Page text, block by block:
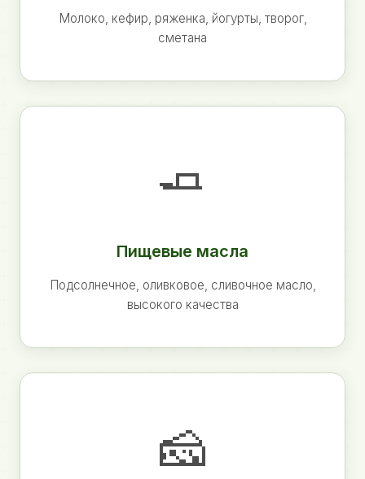
Молоко, кефир, ряженка, йогурты, творог,
сметана
🧈
Пищевые масла
Подсолнечное, оливковое, сливочное масло,
высокого качества
🧀